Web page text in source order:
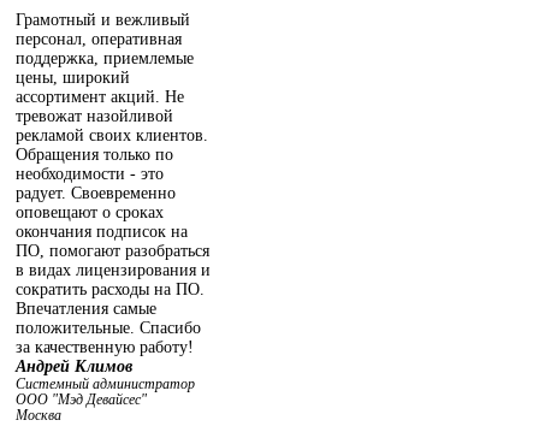
Грамотный и вежливый
персонал, оперативная
поддержка, приемлемые
цены, широкий
ассортимент акций. Не
тревожат назойливой
рекламой своих клиентов.
Обращения только по
необходимости - это
радует. Своевременно
оповещают о сроках
окончания подписок на
ПО, помогают разобраться
в видах лицензирования и
сократить расходы на ПО.
Впечатления самые
положительные. Спасибо
за качественную работу!
Андрей Климов
Системный администратор
ООО "Мэд Девайсес"
Москва